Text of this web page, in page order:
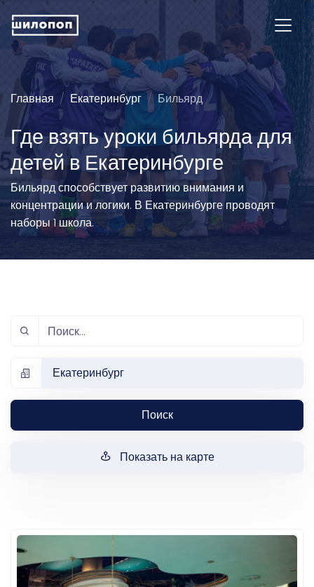
Главная Екатеринбург Бильярд
Где взять уроки бильярда для
детей в Екатеринбурге
Бильярд способствует развитию внимания и
концентрации и логики. В Екатеринбурге проводят
наборы 1 школа.
Екатеринбург
Поиск
Показать на карте